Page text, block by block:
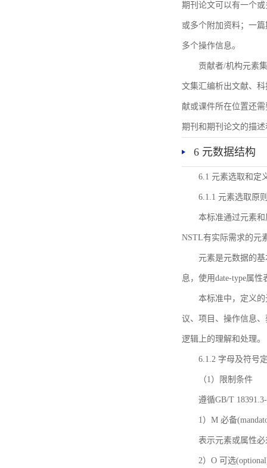
期刊论文可以有一个
或多个附加资料；一
多个操作信息。
贡献者/机构元素
文集汇编析出文献、
献或课件所在位置还
期刊和期刊论文的描
6 元数据结构
6.1 元素选取和定
6.1.1 元素选取原
本标准通过元素
NSTL有实际需求的元
元素是元数据的
息，使用date-type属
本标准中，定义
议、项目、操作信息
逻辑上的理解和处理。
6.1.2 字母及符号
（1）限制条件
遵循GB/T
1）M 必备
表示元素或属性
2）O 可选